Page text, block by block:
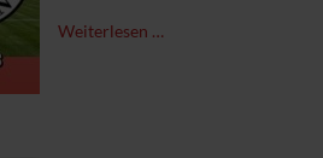
Weiterlesen …